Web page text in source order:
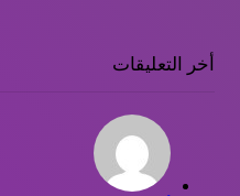
أخر التعليقات